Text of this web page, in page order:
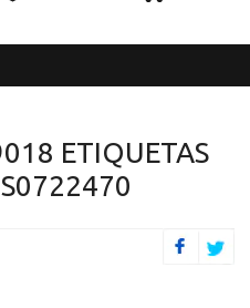
ETIQUETAS
S0722470